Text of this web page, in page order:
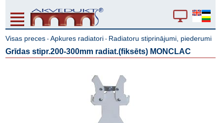
Visas preces -Apkures radiatori - Radiatoru stiprinājumi, piederumi
Grīdas stipr.200-300mm radiat.(fiksēts) MONCLAC